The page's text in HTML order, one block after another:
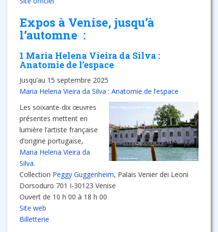
Expos à Venise, jusqu’à
l’automne :
1 Maria Helena Vieira da Silva :
Anatomie de l’espace
Jusqu’au 15 septembre 2025
Maria Helena Vieira da Silva : Anatomie de l’espace
Les soixante-dix œuvres
présentes mettent en
lumière l’artiste française
d’origine portugaise,
Maria Helena Vieira da
Silva.
Collection Peggy Guggenheim, Palais Venier dei Leoni
Dorsoduro 701 I-30123 Venise
Ouvert de 10 h 00 à 18 h 00
Site web
Billetterie